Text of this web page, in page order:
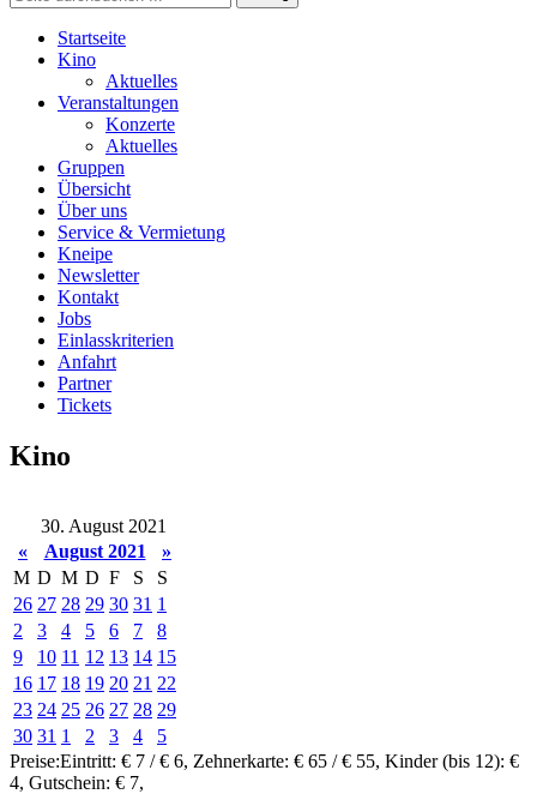
Startseite
Kino
Aktuelles
Veranstaltungen
Konzerte
Aktuelles
Gruppen
Übersicht
Über uns
Service & Vermietung
Kneipe
Newsletter
Kontakt
Jobs
Einlasskriterien
Anfahrt
Partner
Tickets
Kino
30. August 2021
«
August 2021
»
M D M D F S
S
26 27 28 29 30 31 1
2
3 4 5 6 7
8
9
10 11 12 13 14 15
16 17 18 19 20 21 22
23 24 25 26 27 28 29
30 31 1 2 3 4
5
Preise:Eintritt: € 7 / € 6, Zehnerkarte: € 65 / € 55, Kinder (bis 12): €
4, Gutschein: € 7,